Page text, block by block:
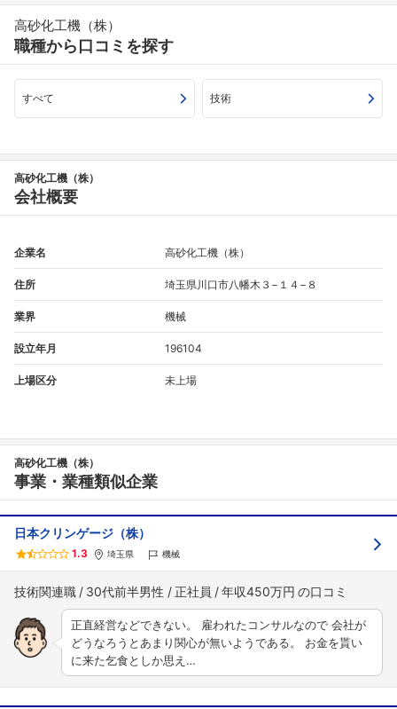
高砂化工機（株）
職種から口コミを探す
すべて 技術
高砂化工機（株）
会社概要
企業名 高砂化工機（株）
住所 埼玉県川口市八幡木３−１４−８
業界 機械
設立年月 196104
上場区分 未上場
高砂化工機（株）
事業・業種類似企業
日本クリンゲージ（株）
1.3 埼玉県 機械
技術関連職 30代前半男性 正社員 年収450万円
正直経営などできない。 雇われたコンサルなので 会社が
どうなろうとあまり関心が無いようである。 お金を貰い
に来た乞食としか思え…